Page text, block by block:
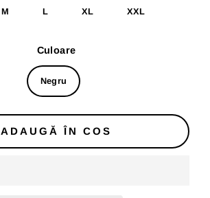
M L XL XXL
Culoare
Negru
ADAUGĂ ÎN COS